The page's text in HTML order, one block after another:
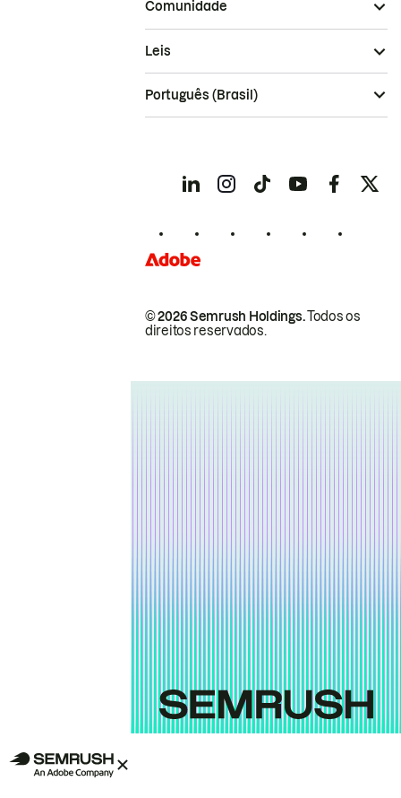
Comunidade
© 2026 Semrush Holdings.Todos os
direitos reservados.
Leis
Português (Brasil)